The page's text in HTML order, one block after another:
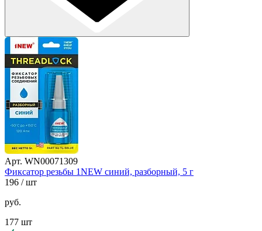
Арт. WN00071309
Фиксатор резьбы 1NEW синий, разборный, 5 г
196 / шт
руб.
177 шт